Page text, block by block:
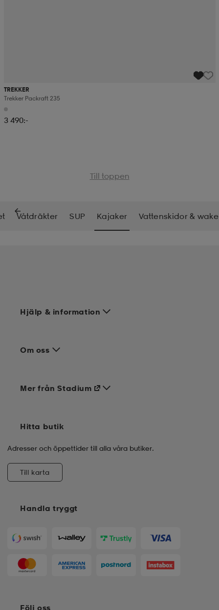
TREKKER
Trekker Packraft 235
3 490:-
Till toppen
Våtdräkter SUP Kajaker Vattenskidor &
Hjälp & information
Om oss
Handla tryggt
Mer från Stadium
Hitta butik
Adresser och öppettider till alla våra butiker.
Till karta
Följ oss